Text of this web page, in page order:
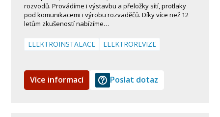
rozvodů. Provádíme i výstavbu a přeložky sítí, protlaky
pod komunikacemi i výrobu rozvaděčů. Díky více než 12
letům zkušeností nabízíme…
ELEKTROINSTALACE ELEKTROREVIZE
Více informací Poslat dotaz